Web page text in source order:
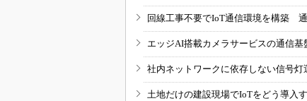
回線工事不要でIoT通信環境を構築
エッジAI搭載カメラサービスの通信
社内ネットワークに依存しない信号灯
土地だけの建設現場でIoTをどう導入